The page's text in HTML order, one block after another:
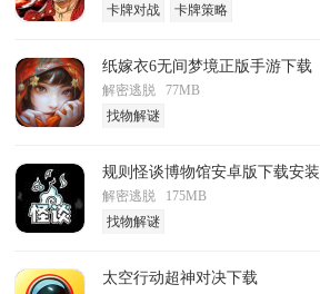
卡牌对战
卡牌策略
纸嫁衣6无间梦境正版手游下载
解密逃脱 77MB
找物解谜
规则怪谈博物馆安卓版下载安装
解密逃脱 175MB
找物解谜
太空行动超神对决下载